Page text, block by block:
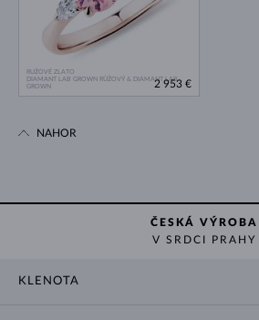
RUŽOVÉ ZLATO
DIAMANT LAB GROWN RŮŽOVÝ & DIAMANT LAB
GROWN
2 953 €
NAHOR
ČESKÁ VÝROBA
V SRDCI PRAHY
KLENOTA